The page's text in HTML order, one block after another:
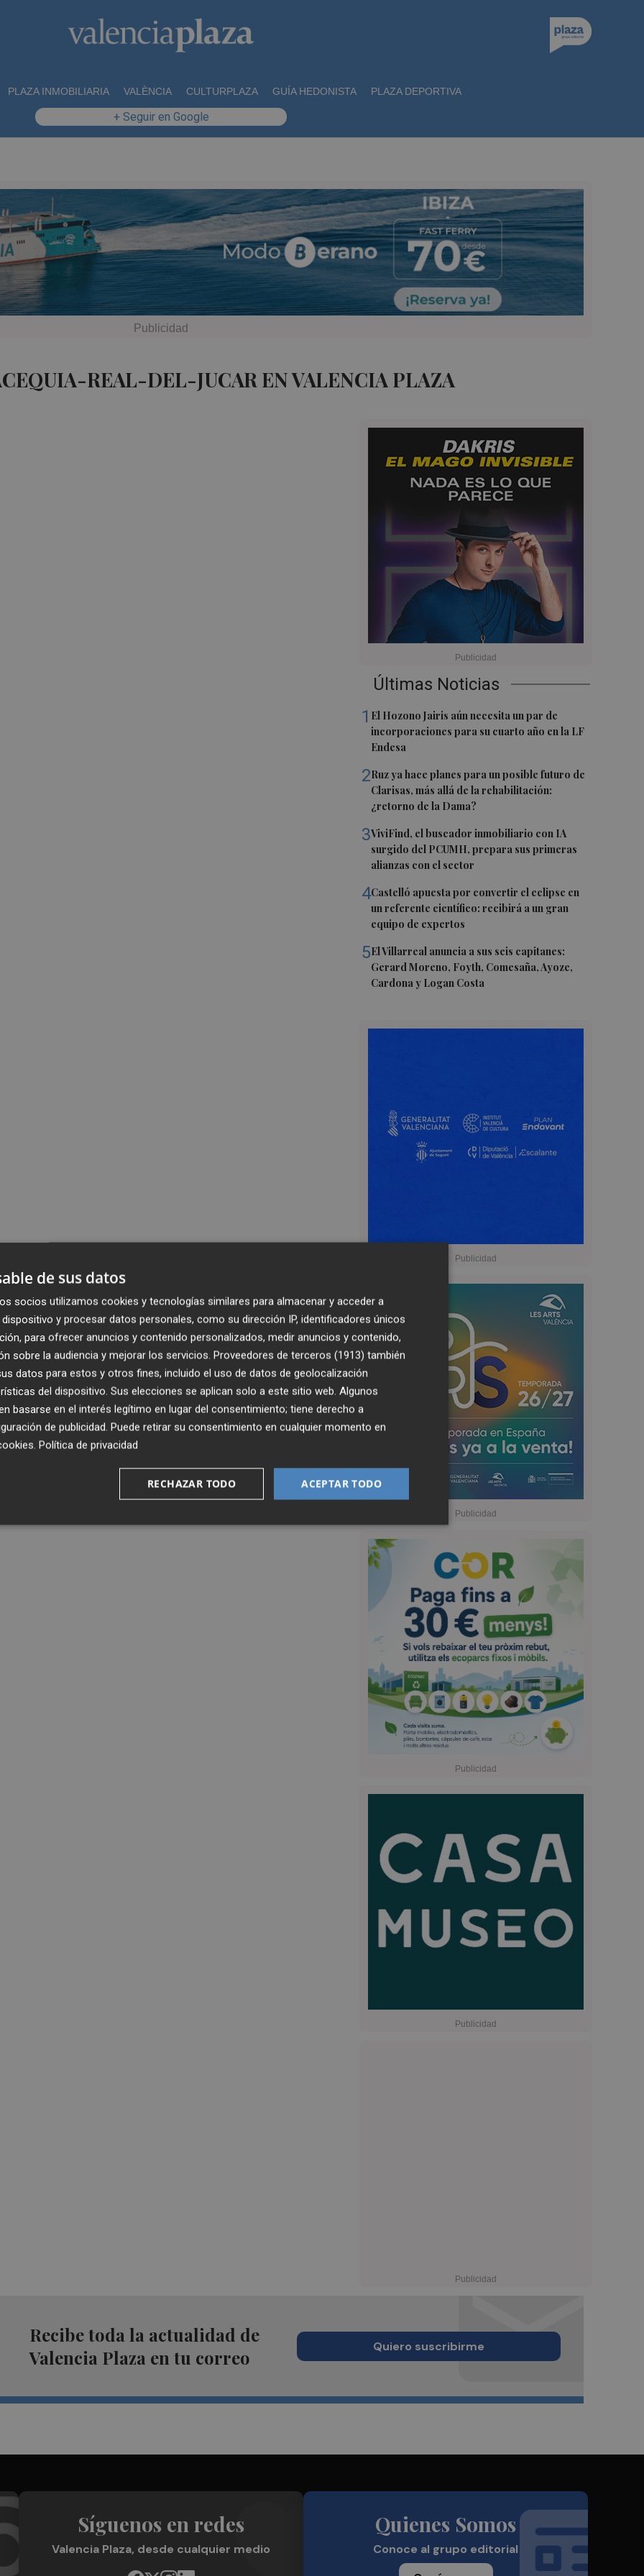
PLAZA INMOBILIARIA VALÈNCIA CULTURPLAZA GUÍA HEDONISTA PLAZA DEPORTIVA
+ Seguir en Google
REAL-DEL-JUCAR EN VALENCIA PLAZA
Últimas Noticias
1 El Hozono Jairis aún necesita un par de
incorporaciones para su cuarto año en la LF
Endesa
2Ruz ya hace planes para un posible futuro de
Clarisas, más allá de la rehabilitación:
¿retorno de la Dama?
3ViviFind, el buscador inmobiliario con IA
surgido del PCUMH, prepara sus primeras
alianzas con el sector
4Castelló apuesta por convertir el eclipse en
un referente científico: recibirá a un gran
equipo de expertos
5El Villarreal anuncia a sus seis capitanes:
Gerard Moreno, Foyth, Comesaña, Ayoze,
Cardona y Logan Costa
Recibe toda la actualidad de
Valencia Plaza en tu correo
Quiero suscribirme
Síguenos en redes
Valencia Plaza, desde cualquier medio
Quienes Somos
Conoce al grupo editorial
de sus datos
socios utilizamos cookies y tecnologías similares para almacenar y acceder a
y procesar datos personales, como su dirección IP, identificadores únicos
para ofrecer anuncios y contenido personalizados, medir anuncios y contenido,
sobre la audiencia y mejorar los servicios. Proveedores de terceros (1913) también
datos para estos y otros fines, incluido el uso de datos de geolocalización
del dispositivo. Sus elecciones se aplican solo a este sitio web. Algunos
basarse en el interés legítimo en lugar del consentimiento; tiene derecho a
de publicidad. Puede retirar su consentimiento en cualquier momento en
. Política de privacidad
ACEPTAR TODO
RECHAZAR TODO